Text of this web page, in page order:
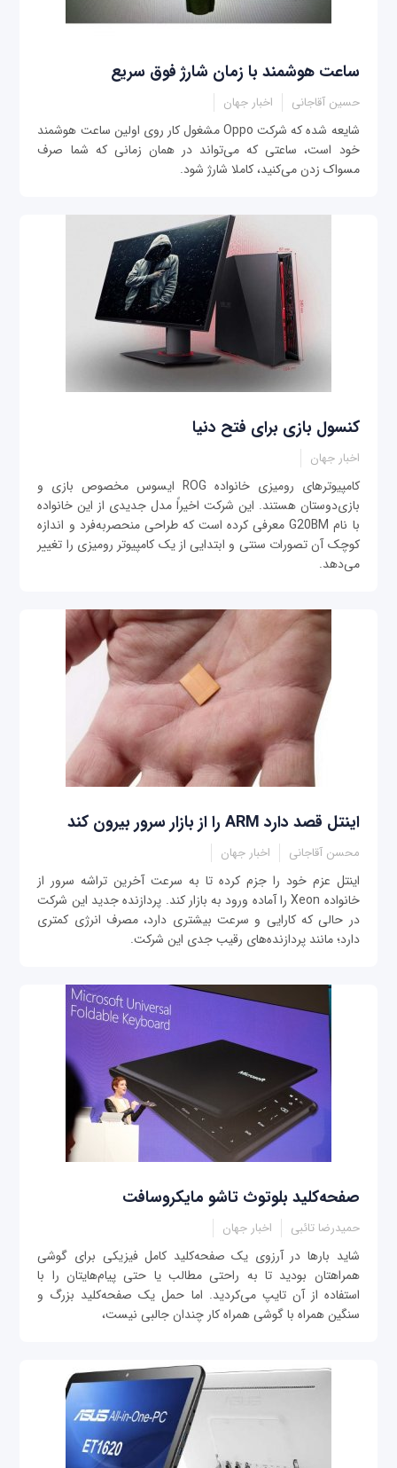
ساعت هوشمند با زمان شارژ فوق سریع
حسین آقاجانی اخبار جهان
شایعه شده که شرکت Oppo مشغول کار روی اولین ساعت هوشمند
خود است، ساعتی که می‌تواند در همان زمانی که شما صرف
مسواک زدن می‌کنید، کاملا شارژ شود.
کنسول بازی برای فتح دنیا
اخبار جهان
کامپیوترهای رومیزی خانواده ROG ایسوس مخصوص بازی و
بازی‌دوستان هستند. این شرکت اخیراً مدل جدیدی از این خانواده
با نام G20BM معرفی کرده است که طراحی منحصربه‌فرد و اندازه
کوچک آن تصورات سنتی و ابتدایی از یک کامپیوتر رومیزی را تغییر
می‌دهد.
اینتل قصد دارد ARM را از بازار سرور بیرون کند
محسن آقاجانی اخبار جهان
اینتل عزم خود را جزم کرده تا به سرعت آخرین تراشه سرور از
خانواده Xeon را آماده ورود به بازار کند. پردازنده جدید این شرکت
در حالی که کارایی و سرعت بیشتری دارد، مصرف انرژی کمتری
دارد؛ مانند پردازنده‌های رقیب جدی این شرکت.
صفحه‌کلید بلوتوث تاشو مایکروسافت
حمیدرضا تائبی اخبار جهان
شاید بارها در آرزوی یک صفحه‌کلید کامل فیزیکی برای گوشی
همراهتان بودید تا به راحتی مطالب یا حتی پیام‌هایتان را با
استفاده از آن تایپ می‌کردید. اما حمل یک صفحه‌کلید بزرگ و
سنگین همراه با گوشی‌ همراه کار چندان جالبی نیست،